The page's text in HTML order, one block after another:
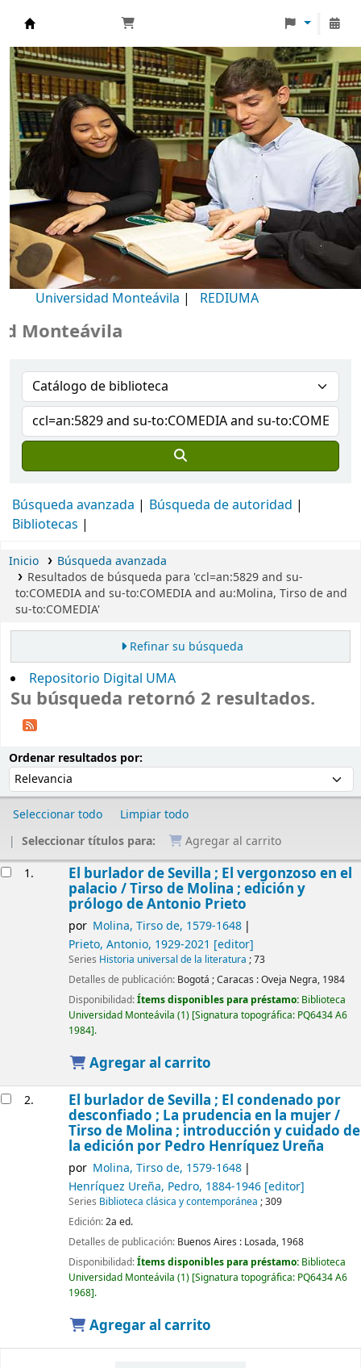
Biblioteca Universidad Monteávila
Universidad Monteávila | REDIUMA
Búsqueda avanzada
Búsqueda de autoridad
Bibliotecas
Inicio
Búsqueda avanzada
Resultados de búsqueda para 'ccl=an:5829 and su-
to:COMEDIA and su-to:COMEDIA and au:Molina, Tirso de and
su-to:COMEDIA'
Refinar su búsqueda
Repositorio Digital UMA
Su búsqueda retornó 2 resultados.
Ordenar resultados por:
Seleccionar todo
Limpiar todo
Seleccionar títulos para:
Agregar al carrito
1. El burlador de Sevilla ; El vergonzoso en el
palacio /Tirso de Molina ; edición y
prólogo de Antonio Prieto
por Molina, Tirso de, 1579-1648
Prieto, Antonio, 1929-2021 [editor]
Series Historia universal de la literatura ; 73
Detalles de publicación: Bogotá ; Caracas :Oveja Negra, 1984
Disponibilidad:Ítems disponibles para préstamo: Biblioteca
Universidad Monteávila (1) Signatura topográfica: PQ6434 A6
1984 .
Agregar al carrito
2. El burlador de Sevilla ; El condenado por
desconfiado ; La prudencia en la mujer /
Tirso de Molina ; introducción y cuidado de
la edición por Pedro Henríquez Ureña
por Molina, Tirso de, 1579-1648
Henríquez Ureña, Pedro, 1884-1946[editor]
Series Biblioteca clásica y contemporánea ; 309
Edición:2a ed.
Detalles de publicación: Buenos Aires : Losada, 1968
Disponibilidad:Ítems disponibles para préstamo: Biblioteca
Universidad Monteávila (1) Signatura topográfica: PQ6434 A6
1968 .
Agregar al carrito